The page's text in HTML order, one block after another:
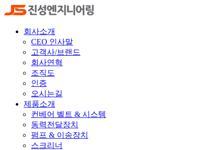
회사소개
CEO 인사말
고객사/브랜드
회사연혁
조직도
인증
오시는길
제품소개
컨베어 벨트 & 시스템
동력전달장치
펌프 & 이송장치
스크리너